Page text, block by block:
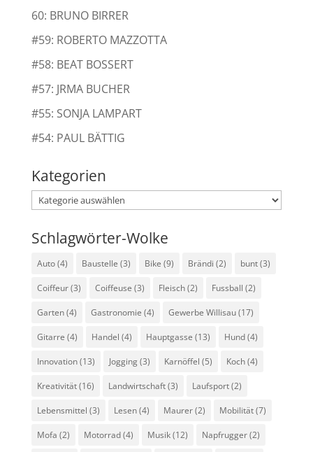
60: BRUNO BIRRER
#59: ROBERTO MAZZOTTA
#58: BEAT BOSSERT
#57: JRMA BUCHER
#55: SONJA LAMPART
#54: PAUL BÄTTIG
Kategorien
Kategorien
Schlagwörter-Wolke
Auto(4) Baustelle (3) Bike (9) Brändi (2) bunt(3)
Coiffeur(3) Coiffeuse (3) Fleisch(2) Fussball (2)
Garten(4) Gastronomie (4) Gewerbe Willisau(17)
Gitarre (4) Handel (4) Hauptgasse (13) Hund(4)
Innovation(13) Jogging(3) Karnöffel (5) Koch(4)
Kreativität(16) Landwirtschaft(3) Laufsport(2)
Lebensmittel (3) Lesen(4) Maurer(2) Mobilität(7)
Mofa (2) Motorrad(4) Musik(12) Napfrugger(2)